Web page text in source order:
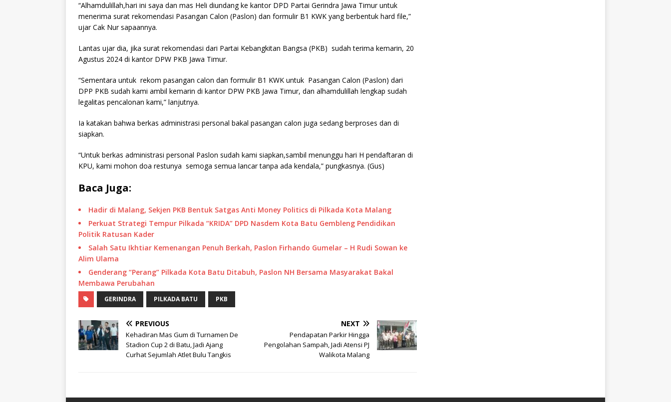
“Alhamdulillah,hari ini saya dan mas Heli diundang ke kantor DPD Partai Gerindra Jawa Timur untuk
menerima surat rekomendasi Pasangan Calon (Paslon) dan formulir B1 KWK yang berbentuk hard file,”
ujar Cak Nur sapaannya.
Lantas ujar dia, jika surat rekomendasi dari Partai Kebangkitan Bangsa (PKB) sudah terima kemarin, 20
Agustus 2024 di kantor DPW PKB Jawa Timur.
“Sementara untuk rekom pasangan calon dan formulir B1 KWK untuk Pasangan Calon (Paslon) dari
DPP PKB sudah kami ambil kemarin di kantor DPW PKB Jawa Timur, dan alhamdulillah lengkap sudah
legalitas pencalonan kami,” lanjutnya.
Ia katakan bahwa berkas administrasi personal bakal pasangan calon juga sedang berproses dan di
siapkan.
“Untuk berkas administrasi personal Paslon sudah kami siapkan,sambil menunggu hari H pendaftaran di
KPU, kami mohon doa restunya semoga semua lancar tanpa ada kendala,” pungkasnya. (Gus)
Baca Juga:
Hadir di Malang, Sekjen PKB Bentuk Satgas Anti Money Politics di Pilkada Kota Malang
Perkuat Strategi Tempur Pilkada “KRIDA” DPD Nasdem Kota Batu Gembleng Pendidikan
Politik Ratusan Kader
Salah Satu Ikhtiar Kemenangan Penuh Berkah, Paslon Firhando Gumelar – H Rudi Sowan ke
Alim Ulama
Genderang “Perang” Pilkada Kota Batu Ditabuh, Paslon NH Bersama Masyarakat Bakal
Membawa Perubahan
GERINDRA PILKADA BATU PKB
PREVIOUS
Kehadiran Mas Gum di Turnamen De
Stadion Cup 2 di Batu, Jadi Ajang
Curhat Sejumlah Atlet Bulu Tangkis
NEXT
Pendapatan Parkir Hingga
Pengolahan Sampah, Jadi Atensi PJ
Walikota Malang